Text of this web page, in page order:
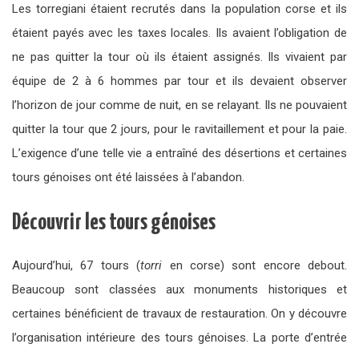
Les torregiani étaient recrutés dans la population corse et ils
étaient payés avec les taxes locales. Ils avaient l’obligation de
ne pas quitter la tour où ils étaient assignés. Ils vivaient par
équipe de 2 à 6 hommes par tour et ils devaient observer
l’horizon de jour comme de nuit, en se relayant. Ils ne pouvaient
quitter la tour que 2 jours, pour le ravitaillement et pour la paie.
L’exigence d’une telle vie a entraîné des désertions et certaines
tours génoises ont été laissées à l’abandon.
Découvrir les tours génoises
Aujourd’hui, 67 tours (torri en corse) sont encore debout.
Beaucoup sont classées aux monuments historiques et
certaines bénéficient de travaux de restauration. On y découvre
l’organisation intérieure des tours génoises. La porte d’entrée